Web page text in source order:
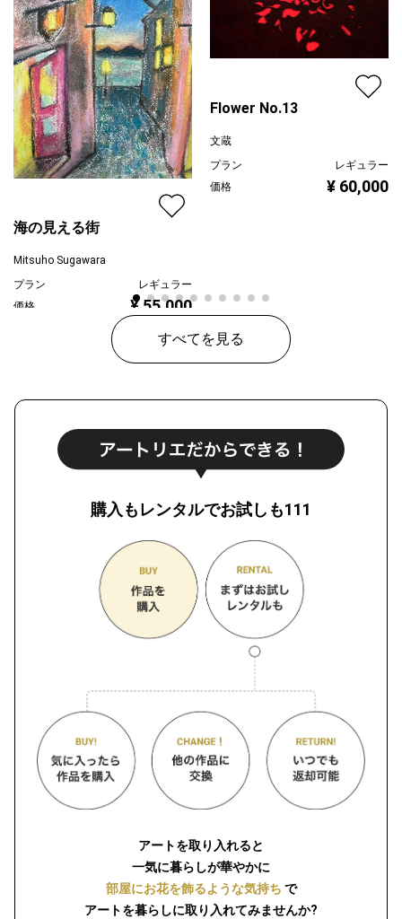
海の見える街
Mitsuho Sugawara
プラン
レギュラー
価格
¥ 55,000
Flower No.13
文蔵
プラン
レギュラー
価格
¥ 60,000
すべてを見る
購入もレンタルでお試しも111
アートを取り入れると
一気に暮らしが華やかに
部屋にお花を飾るような気持ち で
アートを暮らしに取り入れてみませんか?